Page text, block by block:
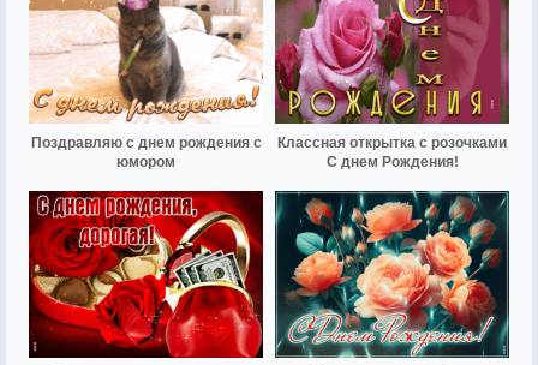
Поздравляю с днем рождения с
юмором
Классная открытка с розочками
С днем Рождения!